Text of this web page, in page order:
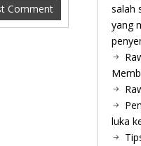
salah
yang
luka